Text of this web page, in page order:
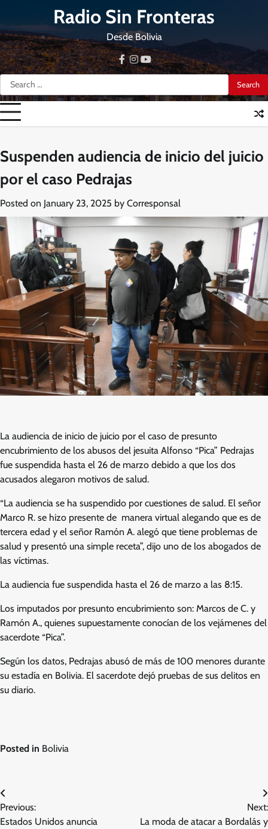
content
Radio Sin Fronteras
Desde Bolivia
Search
for:
facebook
instagram
youtube
Suspenden audiencia de inicio del juicio
por el caso Pedrajas
Posted on January 23, 2025 by Corresponsal
La audiencia de inicio de juicio por el caso de presunto
encubrimiento de los abusos del jesuita Alfonso “Pica” Pedrajas
fue suspendida hasta el 26 de marzo debido a que los dos
acusados alegaron motivos de salud.
“La audiencia se ha suspendido por cuestiones de salud. El señor
Marco R. se hizo presente de manera virtual alegando que es de
tercera edad y el señor Ramón A. alegó que tiene problemas de
salud y presentó una simple receta”, dijo uno de los abogados de
las víctimas.
La audiencia fue suspendida hasta el 26 de marzo a las 8:15.
Los imputados por presunto encubrimiento son: Marcos de C. y
Ramón A., quienes supuestamente conocían de los vejámenes del
sacerdote “Pica”.
Según los datos, Pedrajas abusó de más de 100 menores durante
su estadía en Bolivia. El sacerdote dejó pruebas de sus delitos en
su diario.
Posted in Bolivia
Post
navigation
Previous:
Estados Unidos anuncia
Next:
La moda de atacar a Bordalás y